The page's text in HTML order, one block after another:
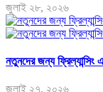
জুলাই ২৮, ২০২৬
নতুনদের জন্য
জুলাই ২৭, ২০২৬